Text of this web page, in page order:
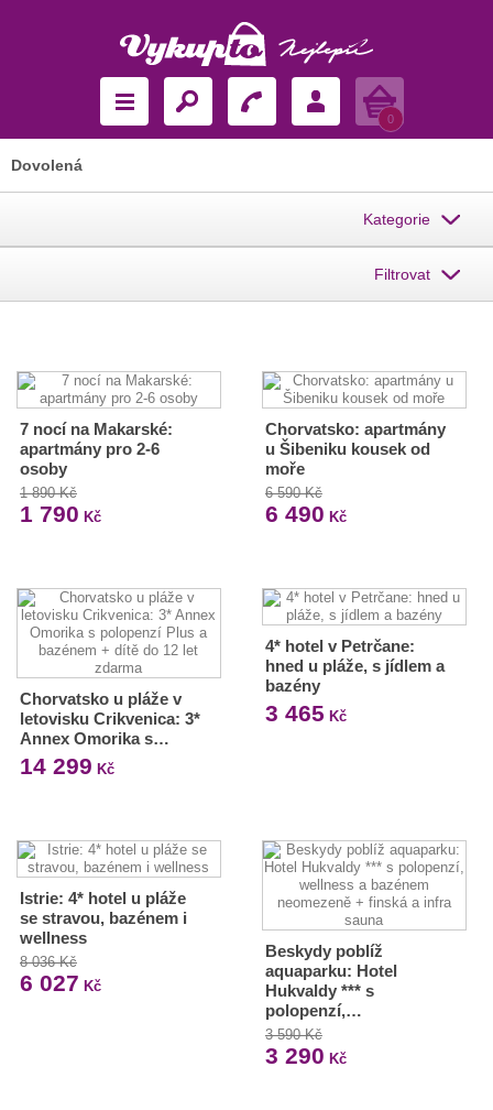
Košík
0
Dovolená
Kategorie
Filtrovat
7 nocí na Makarské:
apartmány pro 2-6
osoby
1 890 Kč
1 790 Kč
Chorvatsko: apartmány
u Šibeniku kousek od
moře
6 590 Kč
6 490 Kč
Chorvatsko u pláže v
letovisku Crikvenica: 3*
Annex Omorika s…
14 299 Kč
4* hotel v Petrčane:
hned u pláže, s jídlem a
bazény
3 465 Kč
Istrie: 4* hotel u pláže
se stravou, bazénem i
wellness
8 036 Kč
6 027 Kč
Beskydy poblíž
aquaparku: Hotel
Hukvaldy *** s
polopenzí,…
3 590 Kč
3 290 Kč